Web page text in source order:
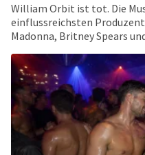
William Orbit ist tot. Die
einflussreichsten
Madonna, Britney Spears